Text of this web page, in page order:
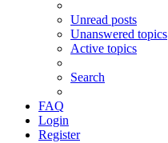
Unread posts
Unanswered topics
Active topics
Search
FAQ
Login
Register